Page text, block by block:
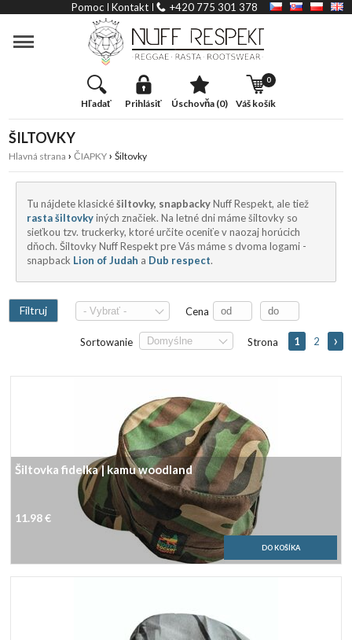
Pomoc Kontakt +420 775 301 378
hľadať prihlásiť úschovňa (0) váš košík
0
ŠILTOVKY
Hlavná strana › ČIAPKY › Šiltovky
Tu nájdete klasickéšiltovky, snapbackyNuff Respekt, ale tiež
rasta šiltovkyiných značiek. Na letné dni máme šiltovky so
sieťkou tzv. truckerky, ktoré určite oceniťe v naozaj horúcich
dňoch. Šiltovky Nuff Respekt pre Vás máme s dvoma logami -
snapback Lion of Judah a Dub respect.
Cena
Filtruj
Sortowanie Strona 1 2
Šiltovka fidelka | kamu woodland
11.98 €